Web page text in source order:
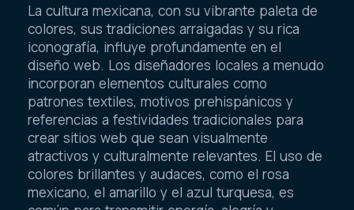
La cultura mexicana, con su vibrante paleta de
colores, sus tradiciones arraigadas y su rica
iconografía, influye profundamente en el
diseño web. Los diseñadores locales a menudo
incorporan elementos culturales como
patrones textiles, motivos prehispánicos y
referencias a festividades tradicionales para
crear sitios web que sean visualmente
atractivos y culturalmente relevantes. El uso de
colores brillantes y audaces, como el rosa
mexicano, el amarillo y el azul turquesa, es